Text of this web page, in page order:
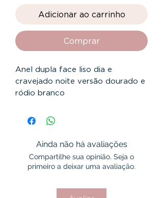
Adicionar ao carrinho
Comprar
Anel dupla face liso dia e
cravejado noite versão dourado e
ródio branco
Dourado n⁰15 n⁰17 n⁰23
Ainda não há avaliações
Compartilhe sua opinião. Seja o
primeiro a deixar uma avaliação.